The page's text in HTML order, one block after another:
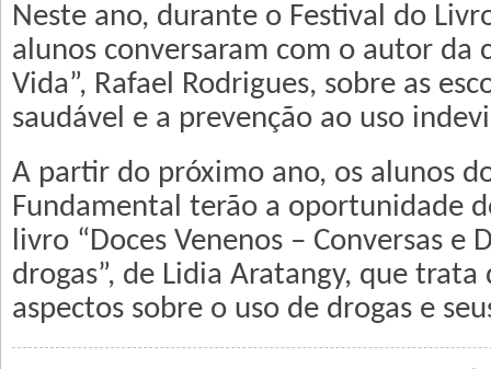
Neste ano, durante o Festival do
alunos conversaram com o autor da
Vida”, Rafael Rodrigues, sobre as
saudável e a prevenção ao uso
A partir do próximo ano, os alunos
Fundamental terão a oportunidade
livro “Doces Venenos – Conversas e
drogas”, de Lidia Aratangy, que trata
aspectos sobre o uso de drogas e